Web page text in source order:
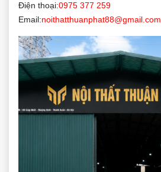
Điện thoại:0975 377 259
Email:noithatthuanphat88@gmail.com